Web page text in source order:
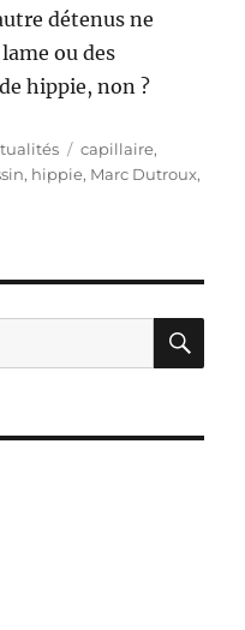
détenus ne
ou des
hippie, non ?
Étiquettes
capillaire,
, hippie, Marc Dutroux,